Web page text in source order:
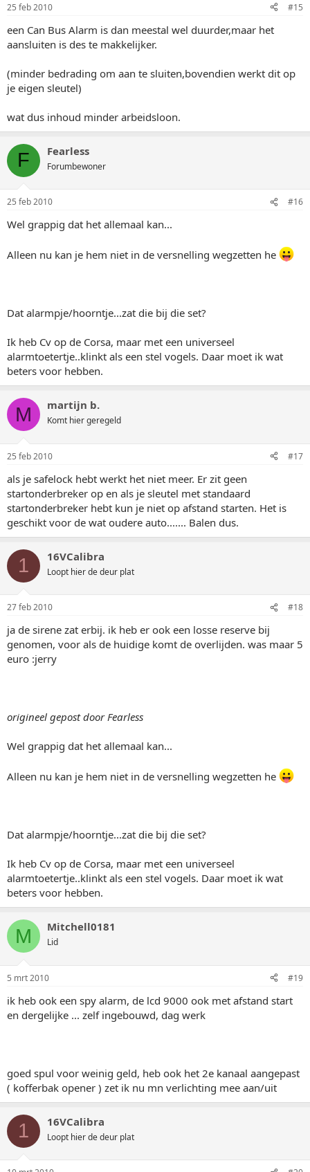
25 feb 2010 #15
een Can Bus Alarm is dan meestal wel duurder,maar het
aansluiten is des te makkelijker.
(minder bedrading om aan te sluiten,bovendien werkt dit op
je eigen sleutel)
wat dus inhoud minder arbeidsloon.
F Fearless
Forumbewoner
25 feb 2010 #16
Wel grappig dat het allemaal kan...
Alleen nu kan je hem niet in de versnelling wegzetten he
Dat alarmpje/hoorntje...zat die bij die set?
Ik heb Cv op de Corsa, maar met een universeel
alarmtoetertje..klinkt als een stel vogels. Daar moet ik wat
beters voor hebben.
M martijn b.
Komt hier geregeld
25 feb 2010 #17
als je safelock hebt werkt het niet meer. Er zit geen
startonderbreker op en als je sleutel met standaard
startonderbreker hebt kun je niet op afstand starten. Het is
geschikt voor de wat oudere auto....... Balen dus.
1 16VCalibra
Loopt hier de deur plat
27 feb 2010 #18
ja de sirene zat erbij. ik heb er ook een losse reserve bij
genomen, voor als de huidige komt de overlijden. was maar 5
euro :jerry
origineel gepost door Fearless
Wel grappig dat het allemaal kan...
Alleen nu kan je hem niet in de versnelling wegzetten he
Dat alarmpje/hoorntje...zat die bij die set?
Ik heb Cv op de Corsa, maar met een universeel
alarmtoetertje..klinkt als een stel vogels. Daar moet ik wat
beters voor hebben.
M Mitchell0181
Lid
5 mrt 2010 #19
ik heb ook een spy alarm, de lcd 9000 ook met afstand start
en dergelijke ... zelf ingebouwd, dag werk
goed spul voor weinig geld, heb ook het 2e kanaal aangepast
( kofferbak opener ) zet ik nu mn verlichting mee aan/uit
1 16VCalibra
Loopt hier de deur plat